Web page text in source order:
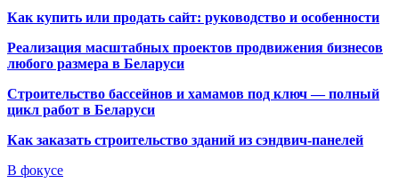
Как купить или продать сайт: руководство и особенности
Реализация масштабных проектов продвижения бизнесов
любого размера в Беларуси
Строительство бассейнов и хамамов под ключ — полный
цикл работ в Беларуси
Как заказать строительство зданий из сэндвич-панелей
В фокусе